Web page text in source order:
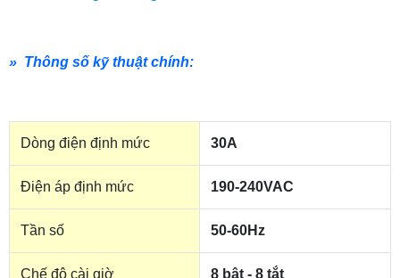
» Thông số kỹ thuật chính:
Dòng điện định mức 30A
Điện áp định mức 190-240VAC
Tần số 50-60Hz
Chế độ cài giờ 8 bật - 8 tắt